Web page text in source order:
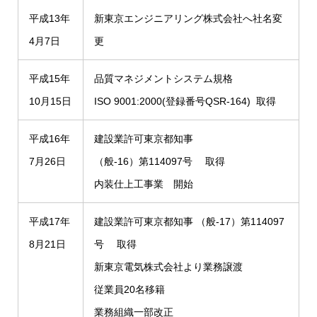
平成13年
4月7日
新東京エンジニアリング株式会社へ社名変
更
平成15年
10月15日
品質マネジメントシステム規格
ISO 9001:2000(登録番号QSR-164) 取得
平成16年
7月26日
建設業許可東京都知事
（般-16）第114097号 取得
内装仕上工事業 開始
平成17年
8月21日
建設業許可東京都知事 （般-17）第114097
号 取得
新東京電気株式会社より業務譲渡
従業員20名移籍
業務組織一部改正